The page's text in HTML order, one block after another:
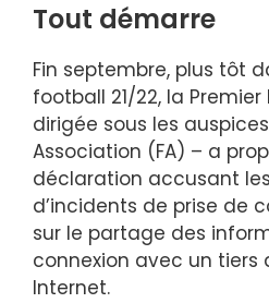
Tout démarre
Fin septembre, plus tôt
football 21/22, la
dirigée sous les
Association (FA) – a
déclaration accusant
d’incidents de prise de
sur le partage des
connexion avec un tiers
Internet.